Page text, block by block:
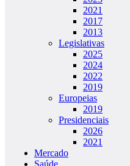
2021
2017
2013
Legislativas
2025
2024
2022
2019
Europeias
2019
Presidenciais
2026
2021
Mercado
Saúde